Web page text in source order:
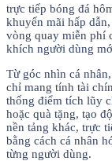
trực tiếp bóng đá
khuyến mãi hấp
vòng quay miễn phí
khích người dùng
Từ góc nhìn cá
chỉ mang tính tài
thống điểm tích lũy
hoặc quà tặng, tạo
nền tảng khác, trực
bằng cách cá nhân
từng người dùng.